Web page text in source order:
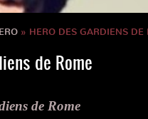
» HERO DES GARDIENS DE
de Rome
de Rome